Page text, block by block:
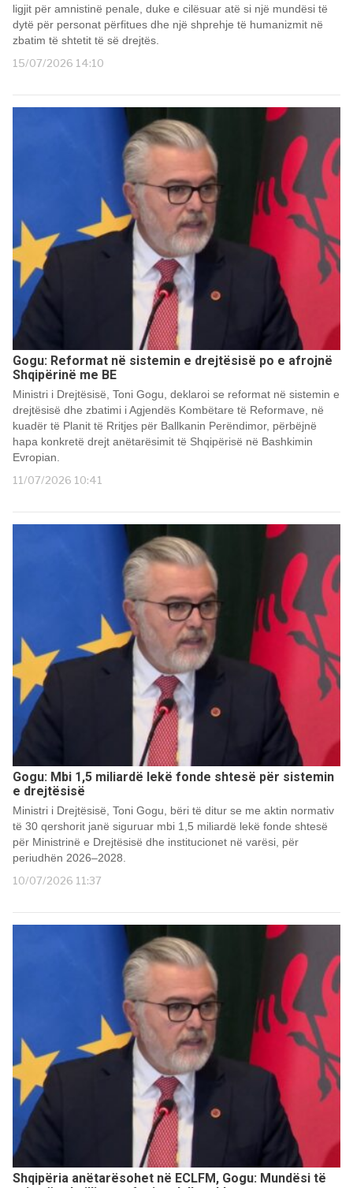
ligjit për amnistinë penale, duke e cilësuar atë si një mundësi të
dytë për personat përfitues dhe një shprehje të humanizmit në
zbatim të shtetit të së drejtës.
15/07/2026 14:10
Gogu: Reformat në sistemin e drejtësisë po e afrojnë
Shqipërinë me BE
Ministri i Drejtësisë, Toni Gogu, deklaroi se reformat në sistemin e
drejtësisë dhe zbatimi i Agjendës Kombëtare të Reformave, në
kuadër të Planit të Rritjes për Ballkanin Perëndimor, përbëjnë
hapa konkretë drejt anëtarësimit të Shqipërisë në Bashkimin
Evropian.
11/07/2026 10:41
Gogu: Mbi 1,5 miliardë lekë fonde shtesë për sistemin
e drejtësisë
Ministri i Drejtësisë, Toni Gogu, bëri të ditur se me aktin normativ
të 30 qershorit janë siguruar mbi 1,5 miliardë lekë fonde shtesë
për Ministrinë e Drejtësisë dhe institucionet në varësi, për
periudhën 2026–2028.
10/07/2026 11:37
Shqipëria anëtarësohet në ECLFM, Gogu: Mundësi të